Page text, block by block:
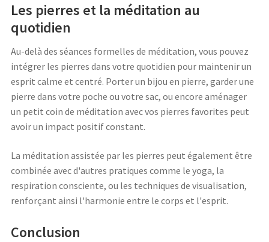
Les pierres et la méditation au
quotidien
Au-delà des séances formelles de méditation, vous pouvez
intégrer les pierres dans votre quotidien pour maintenir un
esprit calme et centré. Porter un bijou en pierre, garder une
pierre dans votre poche ou votre sac, ou encore aménager
un petit coin de méditation avec vos pierres favorites peut
avoir un impact positif constant.
La méditation assistée par les pierres peut également être
combinée avec d'autres pratiques comme le yoga, la
respiration consciente, ou les techniques de visualisation,
renforçant ainsi l'harmonie entre le corps et l'esprit.
Conclusion